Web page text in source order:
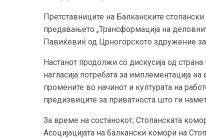
Претставниците на Балканските
предавањето „Трансформација на
Павиќевиќ од Црногорското здружение за
Настанот продолжи со дискусија од
нагласија потребата за имплементација
промените во начинот и културата на
предизвиците за приватноста што ги
За време на состанокот, Стопанската
Асоцијацијата на балкански комори на